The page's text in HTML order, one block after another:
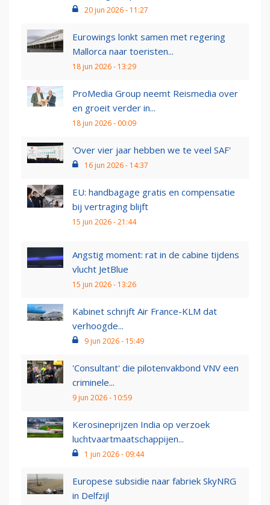
20 jun 2026 - 11:27
Eurowings lonkt samen met regering
Mallorca naar toeristen...
18 jun 2026 - 13:29
ProMedia Group neemt Reismedia over
en groeit verder in...
18 jun 2026 - 00:09
'Over vier jaar hebben we te veel SAF'
16 jun 2026 - 14:37
EU: handbagage gratis en compensatie
bij vertraging blijft
15 jun 2026 - 21:44
Angstig moment: rat in de cabine tijdens
vlucht JetBlue
15 jun 2026 - 13:26
Kabinet schrijft Air France-KLM dat
verhoogde...
9 jun 2026 - 15:49
'Consultant' die pilotenvakbond VNV een
criminele...
9 jun 2026 - 10:59
Kerosineprijzen India op verzoek
luchtvaartmaatschappijen...
1 jun 2026 - 09:44
Europese subsidie naar fabriek SkyNRG
in Delfzijl